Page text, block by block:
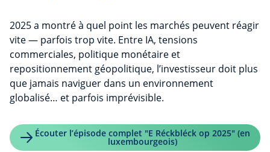
2025 a montré à quel point les marchés peuvent réagir
vite — parfois trop vite. Entre IA, tensions
commerciales, politique monétaire et
repositionnement géopolitique, l’investisseur doit plus
que jamais naviguer dans un environnement
globalisé… et parfois imprévisible.
Écouter l’épisode complet "E Réckbléck op 2025" (en
luxembourgeois)